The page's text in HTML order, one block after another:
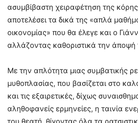
ασυμβίβαστη χειραφέτηση της
αποτελέσει τα δικά της «απλά
οικονομίας» που θα έλεγε και ο
αλλάζοντας καθοριστικά την άποψή
Με την απλότητα μιας συμβατικής
μυθοπλασίας, που βασίζεται στο
και τις εξαιρετικές, δίχως
αληθοφανείς ερμηνείες, η ταινία